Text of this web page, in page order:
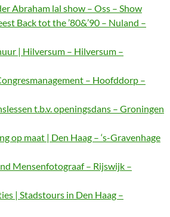
Abraham lal show – Oss – Show
Back tot the ’80&’90 – Nuland –
| Hilversum – Hilversum –
– Hoofddorp –
t.b.v. openingsdans – Groningen
op maat | Den Haag – ‘s-Gravenhage
Mensenfotograaf – Rijswijk –
| Stadstours in Den Haag –